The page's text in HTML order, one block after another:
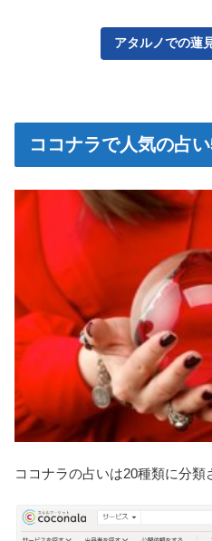
アタルノでの蓮
ココナラで人気の占
ココナラの占いは20種類に分類